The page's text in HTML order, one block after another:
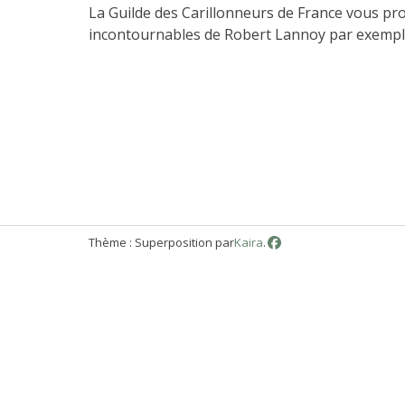
La Guilde des Carillonneurs de France vous
incontournables de Robert Lannoy par
Thème : Superposition parKaira.